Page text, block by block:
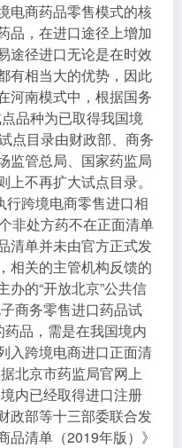
电商药品零售模式的核
品，在进口途径上增加
途径进口无论是在时效
有相当大的优势，因此
河南模式中，根据国务
品种为已取得我国境
点目录由财政部、商务
监管总局、国家药监局
不再扩大试点目录。
行跨境电商零售进口相
非处方药不在正面清单
清单并未由官方正式发
相关的主管机构反馈的
的“开放北京”公共信
商务零售进口药品试
药品，需是在我国境内
入跨境电商进口正面清
北京市药监局官网上
内已经取得进口注册
政部等十三部委联合发
清单（2019年版）》